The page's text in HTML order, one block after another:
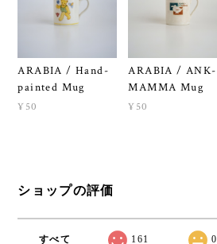
ARABIA / Hand-
painted Mug
¥50
ARABIA / ANK-
MAMMA Mug
¥50
ショップの評価
すべて 161 0